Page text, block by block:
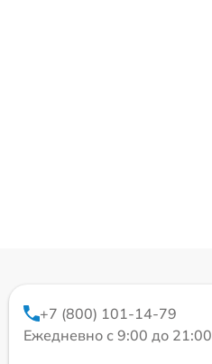
+7 (800) 101-14-79
Ежедневно с 9:00 до 21:00